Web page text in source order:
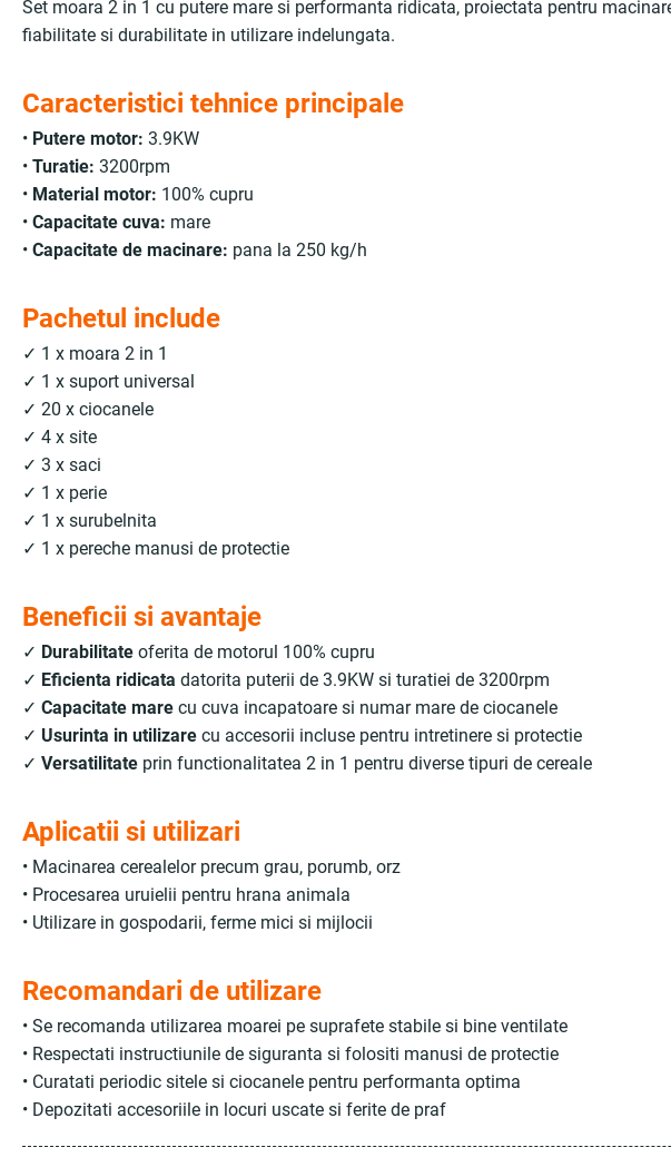
Set moara 2 in 1 cu putere mare si performanta ridicata, proiectata pentru
fiabilitate si durabilitate in utilizare indelungata.
Caracteristici tehnice principale
• Putere motor: 3.9KW
• Turatie: 3200rpm
• Material motor: 100% cupru
• Capacitate cuva: mare
• Capacitate de macinare: pana la 250 kg/h
Pachetul include
✓ 1 x moara 2 in 1
✓ 1 x suport universal
✓ 20 x ciocanele
✓ 4 x site
✓ 3 x saci
✓ 1 x perie
✓ 1 x surubelnita
✓ 1 x pereche manusi de protectie
Beneficii si avantaje
✓ Durabilitate oferita de motorul 100% cupru
✓ Eficienta ridicata datorita puterii de 3.9KW si turatiei de 3200rpm
✓ Capacitate mare cu cuva incapatoare si numar mare de ciocanele
✓ Usurinta in utilizare cu accesorii incluse pentru intretinere si protectie
✓ Versatilitate prin functionalitatea 2 in 1 pentru diverse tipuri de cereale
Aplicatii si utilizari
• Macinarea cerealelor precum grau, porumb, orz
• Procesarea uruielii pentru hrana animala
• Utilizare in gospodarii, ferme mici si mijlocii
Recomandari de utilizare
• Se recomanda utilizarea moarei pe suprafete stabile si bine ventilate
• Respectati instructiunile de siguranta si folositi manusi de protectie
• Curatati periodic sitele si ciocanele pentru performanta optima
• Depozitati accesoriile in locuri uscate si ferite de praf